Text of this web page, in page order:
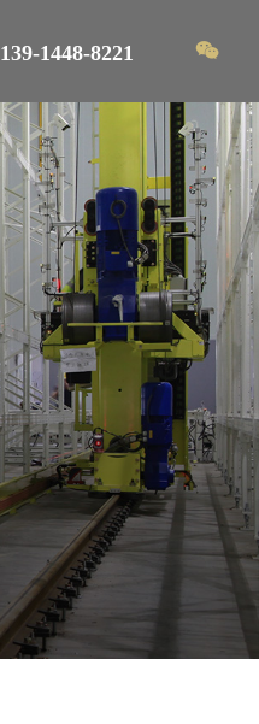
139-1448-8221
首页
软件系统
产品中心
项目案例
关于维暻
联系我们